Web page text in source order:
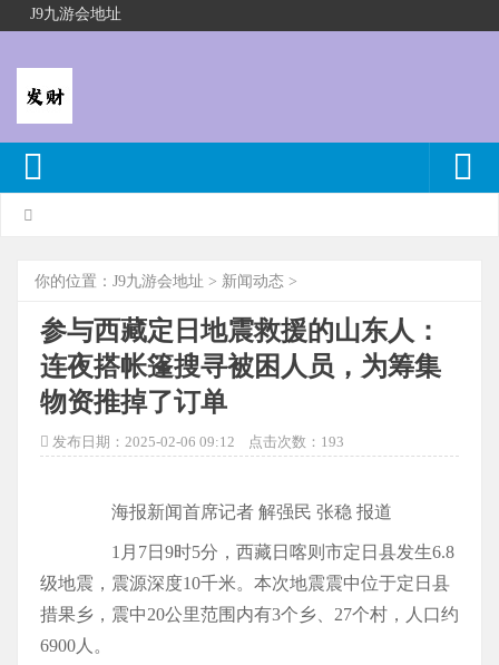
J9九游会地址
你的位置： J9九游会地址 > 新闻动态 >
参与西藏定日地震救援的山东人：
连夜搭帐篷搜寻被困人员，为筹集
物资推掉了订单
发布日期：2025-02-06 09:12 点击次数：193
海报新闻首席记者 解强民 张稳 报道
1月7日9时5分，西藏日喀则市定日县发生6.8
级地震，震源深度10千米。本次地震震中位于定日县
措果乡，震中20公里范围内有3个乡、27个村，人口约
6900人。